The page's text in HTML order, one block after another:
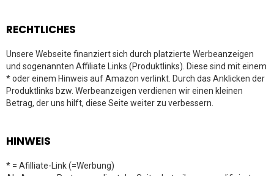
RECHTLICHES
Unsere Webseite finanziert sich durch platzierte Werbeanzeigen
und sogenannten Affiliate Links (Produktlinks). Diese sind mit einem
* oder einem Hinweis auf Amazon verlinkt. Durch das Anklicken der
Produktlinks bzw. Werbeanzeigen verdienen wir einen kleinen
Betrag, der uns hilft, diese Seite weiter zu verbessern.
HINWEIS
* = Afilliate-Link (=Werbung)